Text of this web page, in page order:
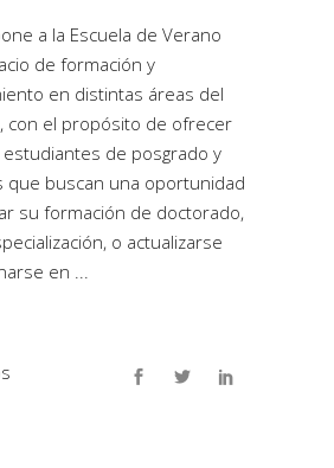
a la Escuela de Verano
de formación y
en distintas áreas del
con el propósito de ofrecer
de posgrado y
que buscan una oportunidad
su formación de doctorado,
o actualizarse
en